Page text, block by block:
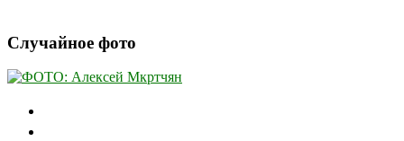
Случайное фото